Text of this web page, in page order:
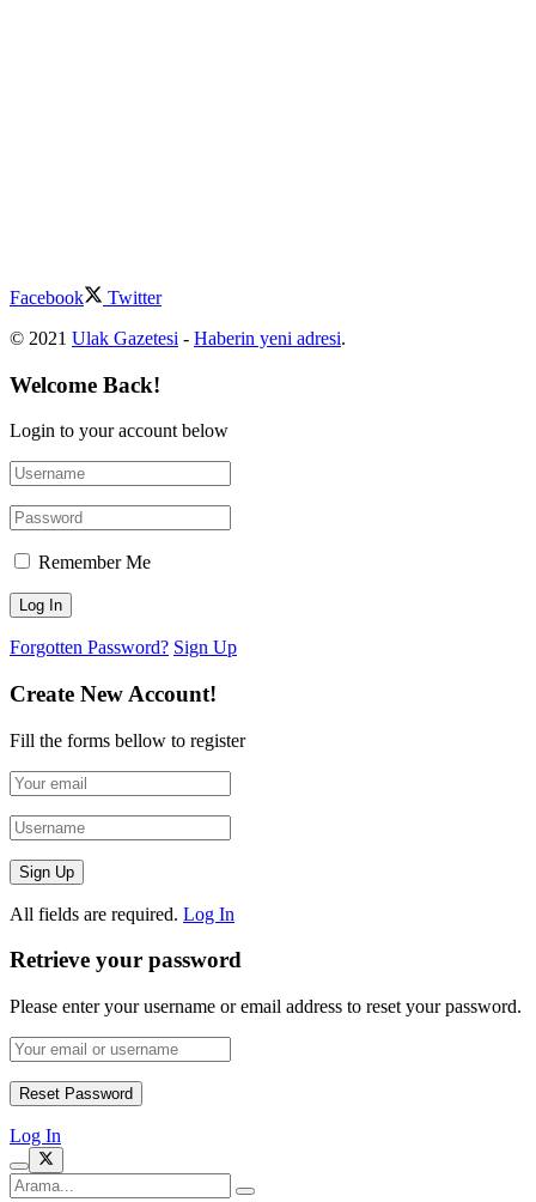
Facebook
Twitter
© 2021 Ulak Gazetesi - Haberin yeni adresi.
Welcome Back!
Login to your account below
Remember Me
Forgotten Password? Sign Up
Create New Account!
Fill the forms bellow to register
All fields are required. Log In
Retrieve your password
Please enter your username or email address to reset your password.
Log In